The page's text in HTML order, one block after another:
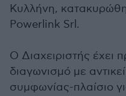
Κυλλήνη,
Powerlink Srl.
Ο Διαχειριστής έχει
διαγωνισμό με
συμφωνίας-πλαίσιο